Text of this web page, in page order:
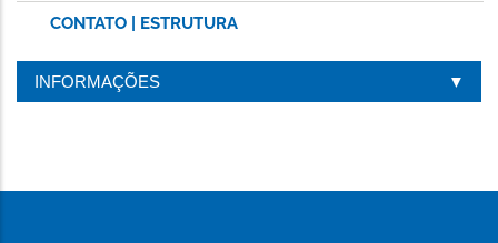
CONTATO | ESTRUTURA
INFORMAÇÕES